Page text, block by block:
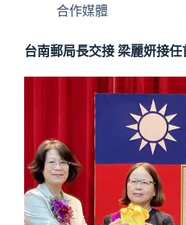
合作媒體
台南郵局長交接 梁麗妍接任